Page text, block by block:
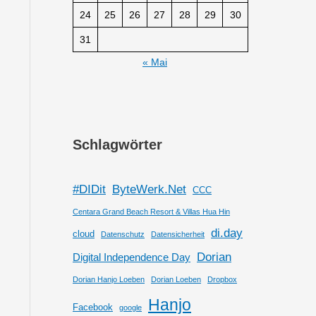
24 25 26 27 28 29 30
31
« Mai
Schlagwörter
#DIDit ByteWerk.Net CCC
Centara Grand Beach Resort & Villas Hua Hin
cloud Datenschutz Datensicherheit di.day
Digital Independence Day Dorian
Dorian Hanjo Loeben Dorian Loeben Dropbox
Facebook google Hanjo